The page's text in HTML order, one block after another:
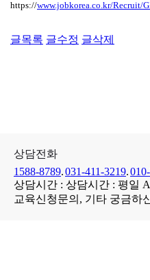
https://www.jobkorea.co.kr/Recruit/
글목록 글수정 글삭제
상담전화
1588-8789.031-411-3219.
상담시간 : 상담시간 : 평일
교육신청문의, 기타 궁금하